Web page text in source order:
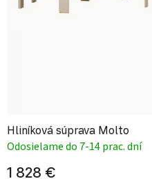
Hliníková súprava Molto
Odosielame do 7-14 prac. dní
1 828 €